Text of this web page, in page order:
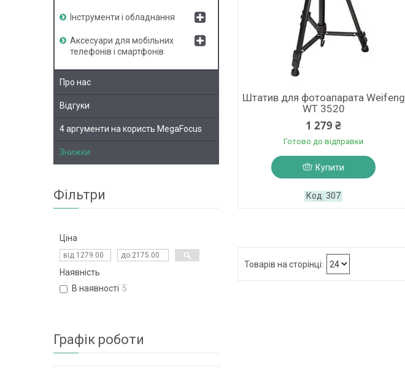
Штатив для фотоапарата Weifeng
WT 3520
1 279 ₴
Готово до відправки
Купити
307
Інструменти і обладнання
Аксесуари для мобільних
телефонів і смартфонів
Про нас
Відгуки
4 аргументи на користь MegaFocus
Знижки
Фільтри
Ціна
Наявність
В наявності 5
Графік роботи